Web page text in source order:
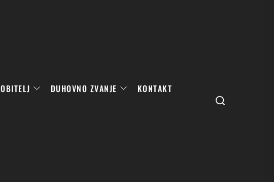
OBITELJ DUHOVNO ZVANJE KONTAKT
Search